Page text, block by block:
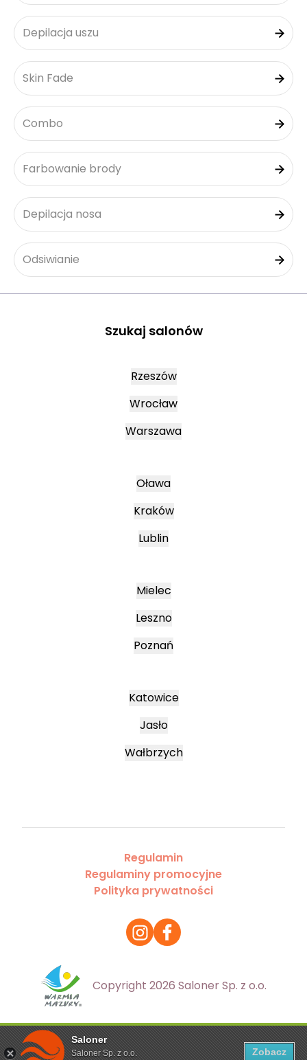
Saloner
Saloner Sp. z o.o. Zobacz
Depilacja uszu
Skin Fade
Combo
Farbowanie brody
Depilacja nosa
Odsiwianie
Ta strona korzysta z plików cookies. Aby dowiedzieć się
Szukaj salonów
Rzeszów
Wrocław
Warszawa
Oława
Kraków
Lublin
Mielec
Leszno
Poznań
Katowice
Jasło
Wałbrzych
Regulamin
Regulaminy promocyjne
Polityka prywatności
Copyright 2026 Saloner Sp. z o.o.